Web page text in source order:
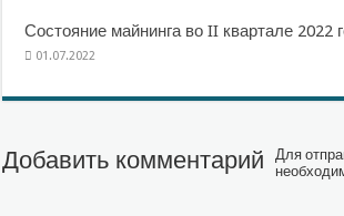
Состояние майнинга во II квартале 2022
01.07.2022
Добавить комментарий
Для